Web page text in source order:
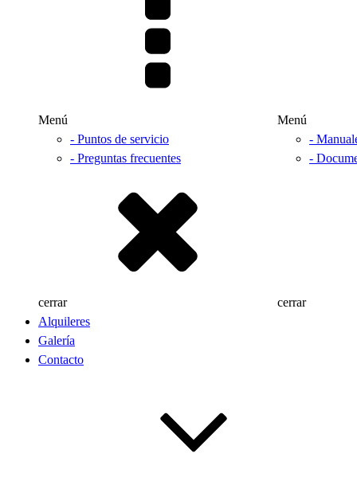
Menú
- Puntos de servicio
- Preguntas frecuentes
cerrar
Menú
-
-
cerrar
Alquileres
Galería
Contacto